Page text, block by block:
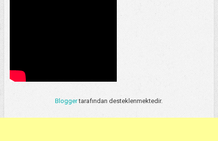
Bloggertarafından desteklenmektedir.